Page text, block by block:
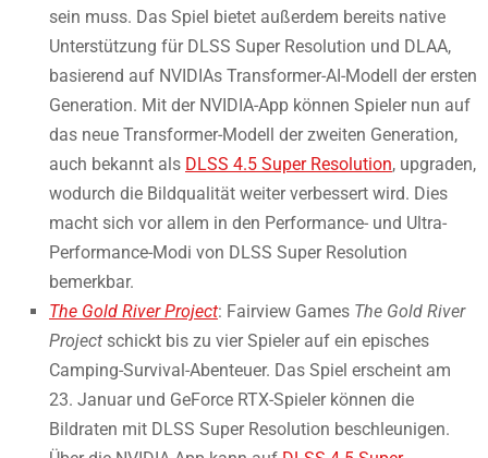
sein muss. Das Spiel bietet außerdem bereits native
Unterstützung für DLSS Super Resolution und DLAA,
basierend auf NVIDIAs Transformer-AI-Modell der ersten
Generation. Mit der NVIDIA-App können Spieler nun auf
das neue Transformer-Modell der zweiten Generation,
auch bekannt als DLSS 4.5 Super Resolution, upgraden,
wodurch die Bildqualität weiter verbessert wird. Dies
macht sich vor allem in den Performance- und Ultra-
Performance-Modi von DLSS Super Resolution
bemerkbar.
The Gold River Project: Fairview Games The Gold River
Project schickt bis zu vier Spieler auf ein episches
Camping-Survival-Abenteuer. Das Spiel erscheint am
23. Januar und GeForce RTX-Spieler können die
Bildraten mit DLSS Super Resolution beschleunigen.